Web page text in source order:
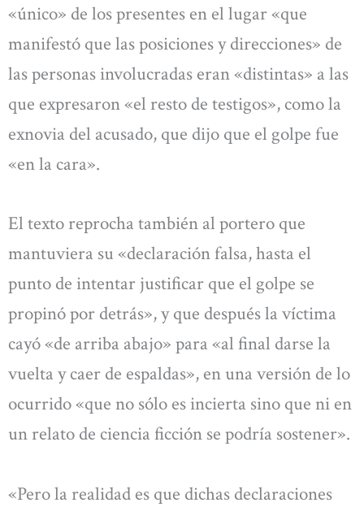
«único» de los presentes en el lugar «que
manifestó que las posiciones y direcciones» de
las personas involucradas eran «distintas» a las
que expresaron «el resto de testigos», como la
exnovia del acusado, que dijo que el golpe fue
«en la cara».
El texto reprocha también al portero que
mantuviera su «declaración falsa, hasta el
punto de intentar justificar que el golpe se
propinó por detrás», y que después la víctima
cayó «de arriba abajo» para «al final darse la
vuelta y caer de espaldas», en una versión de lo
ocurrido «que no sólo es incierta sino que ni en
un relato de ciencia ficción se podría sostener».
«Pero la realidad es que dichas declaraciones